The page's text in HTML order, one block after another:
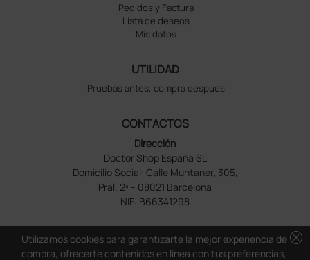
Pedidos y Factura
Lista de deseos
Mis datos
UTILIDAD
Pruebas antes, compra despues
CONTACTOS
Dirección
Doctor Shop España SL
Domicilio Social: Calle Muntaner, 305,
Pral. 2ª – 08021 Barcelona
NIF: B66341298
cancel
Utilizamos cookies para garantizarte la mejor experiencia de
compra, ofrecerte contenidos en línea con tus preferencias,